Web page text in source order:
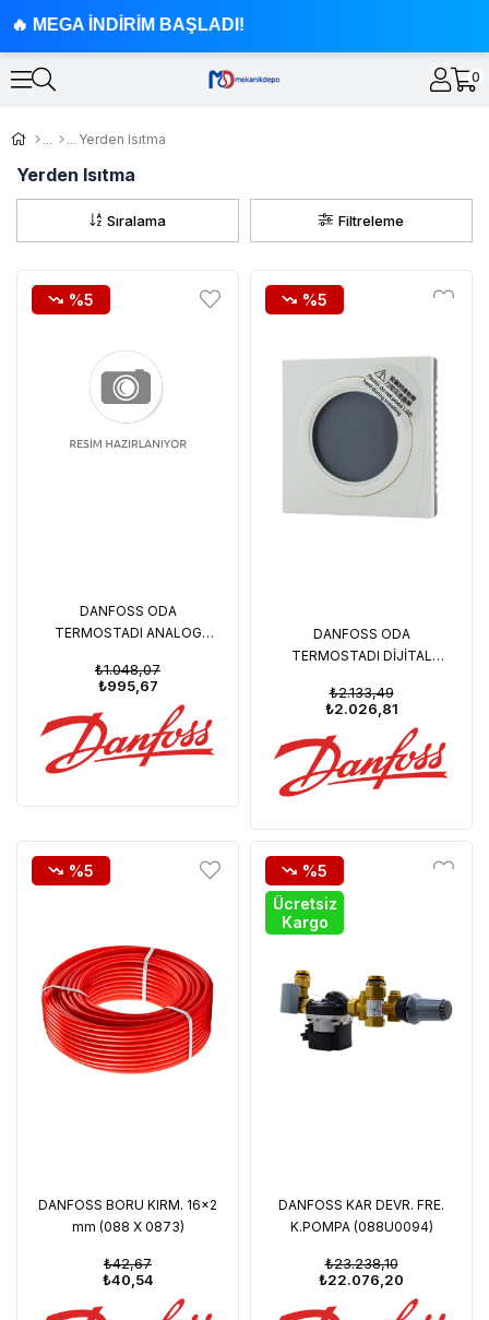
İNDİRİM BAŞLADI!
0
Yerden Isıtma
Yerden Isıtma
Filtreleme
Sıralama
DANFOSS ODA
TERMOSTADI ANALOG
₺995,67
₺1.048,07
%5
DANFOSS ODA
TERMOSTADI DİJİTAL
₺2.026,81
₺2.133,49
%5
DANFOSS BORU KIRM. 16x2
mm (088 X 0873)
₺40,54
₺42,67
%5
DANFOSS KAR DEVR. FRE.
K.POMPA (088U0094)
₺22.076,20
₺23.238,10
%5
Ücretsiz
Kargo